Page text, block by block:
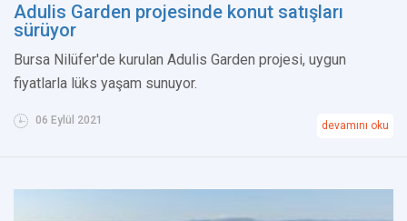
Adulis Garden projesinde konut satışları
sürüyor
Bursa Nilüfer'de kurulan Adulis Garden projesi, uygun
fiyatlarla lüks yaşam sunuyor.
06 Eylül 2021 devamını oku